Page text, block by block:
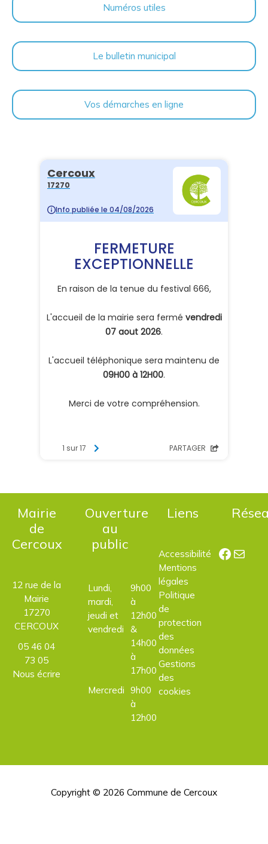
Numéros utiles
Le bulletin municipal
Vos démarches en ligne
Mairie
de
Cercoux
12 rue de la
Mairie
17270
CERCOUX
05 46 04
73 05
Nous écrire
Ouverture
au
public
Lundi,
mardi,
jeudi et
vendredi
9h00
à
12h00
&
14h00
à
17h00
Mercredi 9h00
à
12h00
Liens
Accessibilité
Mentions
légales
Politique
de
protection
des
données
Gestions
des
cookies
E-mail
Copyright © 2026 Commune de Cercoux